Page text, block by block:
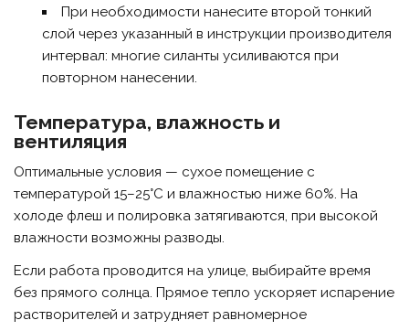
При необходимости нанесите второй тонкий
слой через указанный в инструкции производителя
интервал: многие силанты усиливаются при
повторном нанесении.
Температура, влажность и
вентиляция
Оптимальные условия — сухое помещение с
температурой 15–25°C и влажностью ниже 60%. На
холоде флеш и полировка затягиваются, при высокой
влажности возможны разводы.
Если работа проводится на улице, выбирайте время
без прямого солнца. Прямое тепло ускоряет испарение
растворителей и затрудняет равномерное